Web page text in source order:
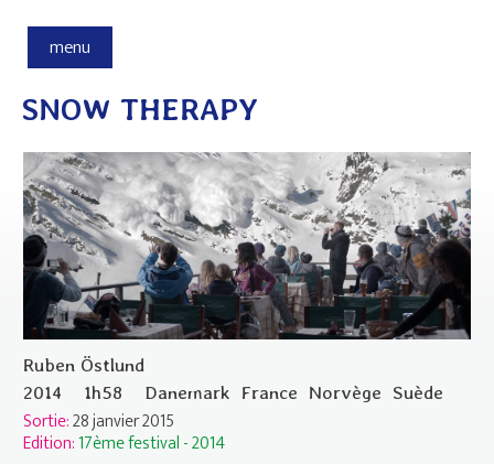
menu
SNOW THERAPY
Ruben Östlund
2014
1h58 Danemark France Norvège Suède
Sortie:28 janvier 2015
Edition:17ème festival - 2014